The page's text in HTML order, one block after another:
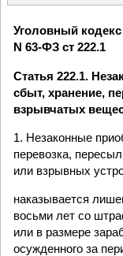
Уголовный
N 63-ФЗ ст 222.1
Статья 222.1.
сбыт, хранение,
взрывчатых
1. Незаконные
перевозка,
или взрывных
наказывается
восьми лет со
или в размере
осужденного за